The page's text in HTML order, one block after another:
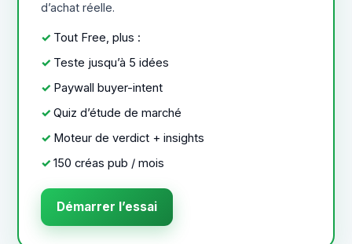
d’achat réelle.
Tout Free, plus :
Teste jusqu’à 5 idées
Paywall buyer-intent
Quiz d’étude de marché
Moteur de verdict + insights
150 créas pub / mois
Démarrer l’essai